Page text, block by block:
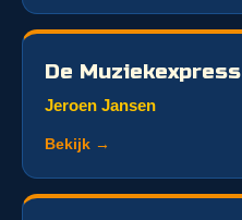
De Muziekexpress
Jeroen Jansen
Bekijk →